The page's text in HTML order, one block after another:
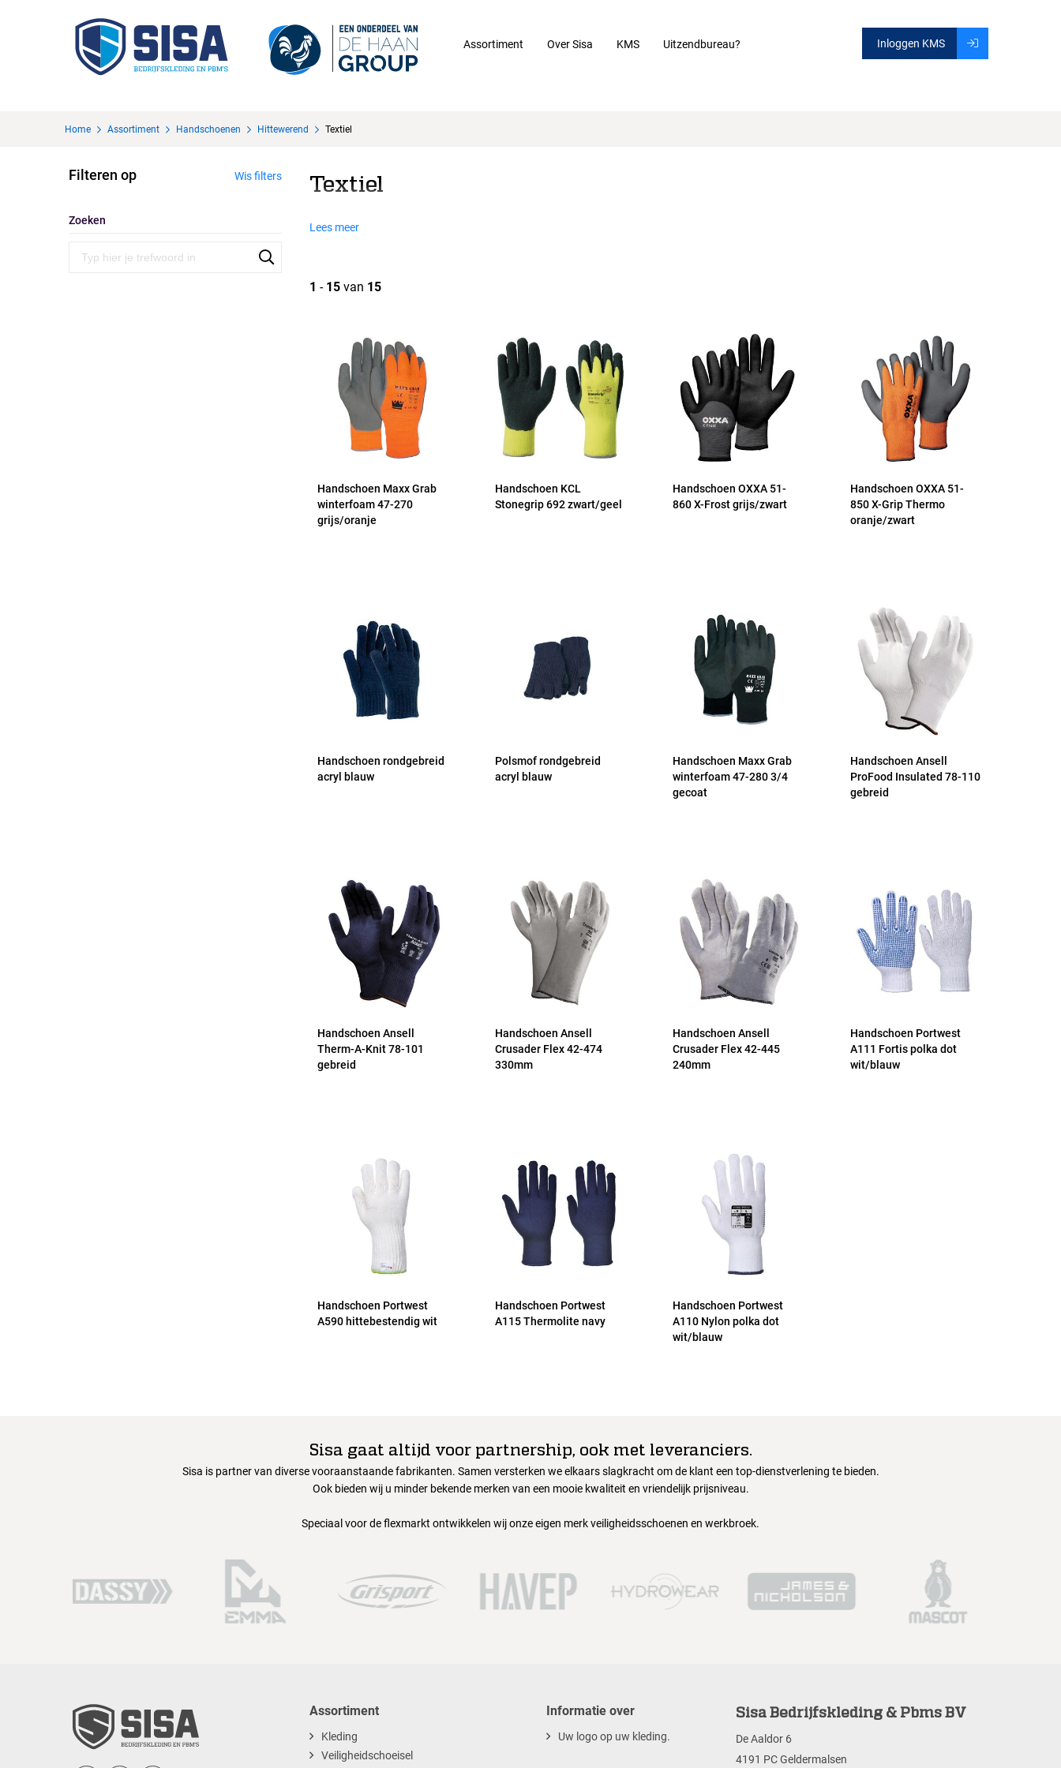
Assortiment Over Sisa KMS Uitzendbureau? Inloggen KMS
Home Assortiment Handschoenen Hittewerend Textiel
Filteren op Wis filters
Zoeken
Textiel
Lees meer
1 - 15 van 15
Handschoen Maxx Grab
winterfoam 47-270
grijs/oranje
Handschoen KCL
Stonegrip 692 zwart/geel
Handschoen OXXA 51-
860 X-Frost grijs/zwart
Handschoen OXXA 51-
850 X-Grip Thermo
oranje/zwart
Handschoen rondgebreid
acryl blauw
Polsmof rondgebreid
acryl blauw
Handschoen Maxx Grab
winterfoam 47-280 3/4
gecoat
Handschoen Ansell
ProFood Insulated 78-110
gebreid
Handschoen Ansell
Therm-A-Knit 78-101
gebreid
Handschoen Ansell
Crusader Flex 42-474
330mm
Handschoen Ansell
Crusader Flex 42-445
240mm
Handschoen Portwest
A111 Fortis polka dot
wit/blauw
Handschoen Portwest
A590 hittebestendig wit
Handschoen Portwest
A115 Thermolite navy
Handschoen Portwest
A110 Nylon polka dot
wit/blauw
Sisa gaat altijd voor partnership, ook met leveranciers.
Sisa is partner van diverse vooraanstaande fabrikanten. Samen versterken we elkaars slagkracht om de klant een top-dienstverlening te bieden.
Ook bieden wij u minder bekende merken van een mooie kwaliteit en vriendelijk prijsniveau.
Speciaal voor de flexmarkt ontwikkelen wij onze eigen merk veiligheidsschoenen en werkbroek.
Assortiment
Kleding
Veiligheidschoeisel
Informatie over
Uw logo op uw kleding.
Sisa Bedrijfskleding & Pbms BV
De Aaldor 6
4191 PC Geldermalsen